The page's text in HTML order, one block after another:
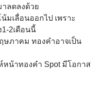
ลดลงด้วย
มเลื่อนออกไป เพราะ
2เดือนนี้
ภาคม ทองคำอาจเป็น
หน้าทองคำ Spot มีโอกาส